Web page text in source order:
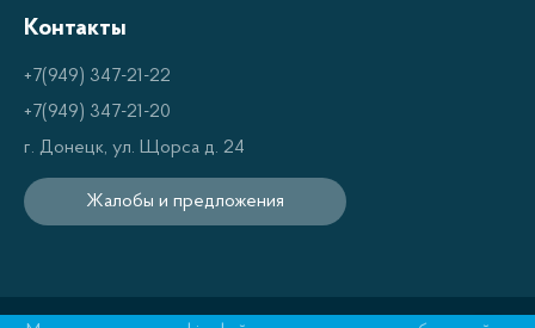
Скважинные насосы отличаются высокой
долговечностью. Они способны работать в
условиях значительного перепада давления и
обеспечивать стабильное давление в системе
водоснабжения.
Контакты
+7(949) 347-21-22
+7(949) 347-21-20
г. Донецк, ул. Щорса д. 24
Жалобы и предложения